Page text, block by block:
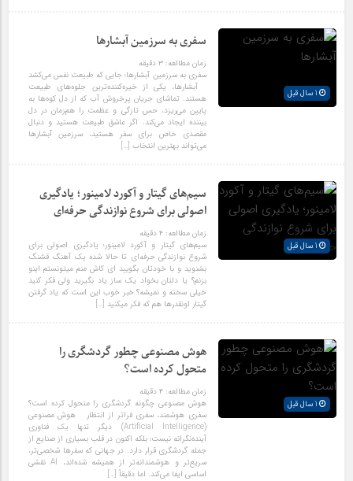
سفری به سرزمین آبشارها
زمان مطالعه:۳ دقیقه
سفری به سرزمین آبشارها؛ جایی که طبیعت نفس می‌کشد
آبشارها، یکی از خیره‌کننده‌ترین جلوه‌های طبیعت
هستند. تماشای جریان پرخروش آب که از دل کوه‌ها به
پایین می‌ریزد، حس تازگی و عظمت را هم‌زمان در دل
بیننده ایجاد می‌کند. اگر عاشق طبیعت هستید و دنبال
مقصدی خاص برای سفر هستید، سرزمین آبشارها
می‌تواند بهترین انتخاب […]
سیم‌های گیتار و آکورد لامینور؛ یادگیری
اصولی برای شروع نوازندگی حرفه‌ای
زمان مطالعه:۴ دقیقه
سیم‌های گیتار و آکورد لامینور؛ یادگیری اصولی برای
شروع نوازندگی حرفه‌ای تا حالا شده یک آهنگ قشنگ
بشنوید و با خودتان بگویید ای کاش منم میتونستم اینو
بزنم؟ یا دلتان بخواد یک ساز یاد بگیرید ولی فکر کنید
خیلی سخته و نمیشه؟ خبر خوب این است که یاد گرفتن
گیتار اونقدرها هم که فکر میکنید […]
هوش مصنوعی چطور گردشگری را
متحول کرده است؟
زمان مطالعه:۴ دقیقه
هوش مصنوعی چگونه گردشگری را متحول کرده است؟
سفری هوشمند، سفری فراتر از انتظار هوش مصنوعی
(Artificial Intelligence) دیگر تنها یک فناوری
آینده‌نگرانه نیست؛ بلکه اکنون در قلب بسیاری از صنایع از
جمله گردشگری قرار دارد. در جهانی که سفرها شخصی‌تر،
سریع‌تر و هوشمندانه‌تر از همیشه شده‌اند، AI نقشی
اساسی ایفا می‌کند. اما دقیقاً […]